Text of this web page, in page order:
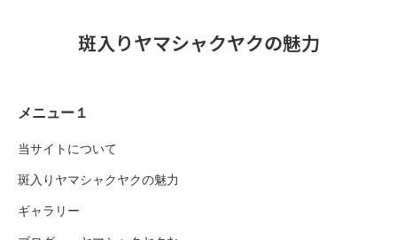
斑入りヤマシャクヤクの魅力
メニュー１
当サイトについて
斑入りヤマシャクヤクの魅力
ギャラリー